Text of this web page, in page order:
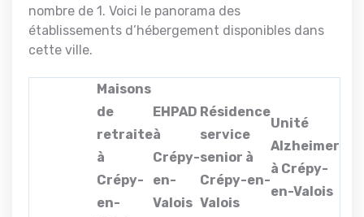
nombre de 1. Voici le panorama des
établissements d’hébergement disponibles dans
cette ville.
Maisons
de
retraite
à
Crépy-
en-
EHPAD
à
Crépy-
en-
Valois
Résidence
service
senior à
Crépy-en-
Valois
Unité
Alzheimer
à Crépy-
en-Valois